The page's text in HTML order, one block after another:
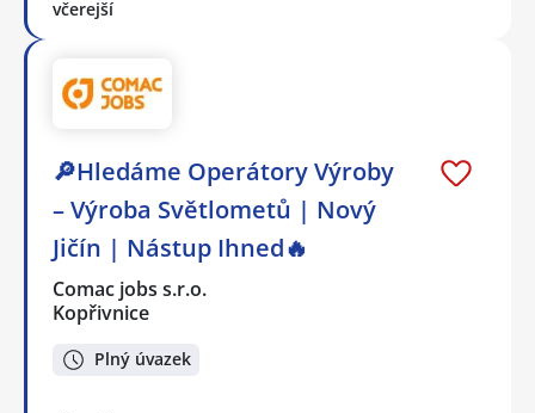
včerejší
🔎Hledáme Operátory Výroby
– Výroba Světlometů | Nový
Jičín | Nástup Ihned🔥
Comac jobs s.r.o.
Kopřivnice
Plný úvazek